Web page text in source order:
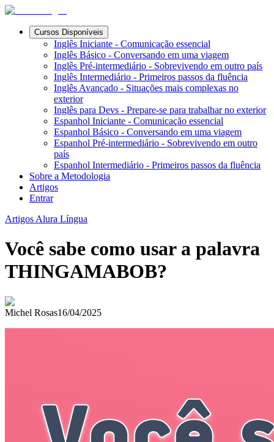
Cursos Disponíveis
Inglês Iniciante - Comunicação essencial
Inglês Básico - Conversando em uma viagem
Inglês Pré-intermediário - Sobrevivendo em outro país
Inglês Intermediário - Primeiros passos da fluência
Inglês Avançado - Situações mais complexas no
exterior
Inglês para Devs - Prepare-se para trabalhar no exterior
Espanhol Iniciante - Comunicação essencial
Espanhol Básico - Conversando em uma viagem
Espanhol Pré-intermediário - Sobrevivendo em outro
país
Espanhol Intermediário - Primeiros passos da fluência
Sobre a Metodologia
Artigos
Entrar
Artigos Alura Língua
Você sabe como usar a palavra
THINGAMABOB?
Michel Rosas16/04/2025